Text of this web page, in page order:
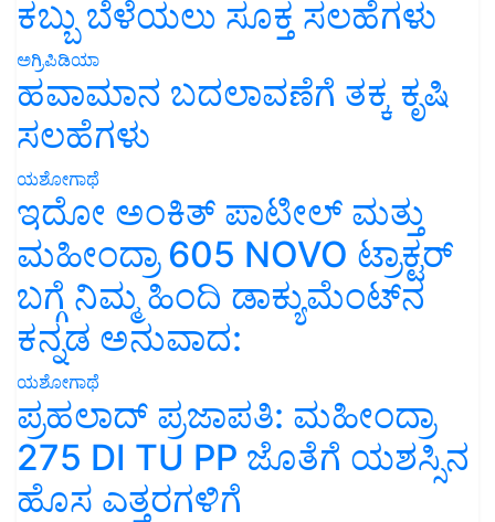
ಕಬ್ಬು ಬೆಳೆಯಲು ಸೂಕ್ತ ಸಲಹೆಗಳು
ಅಗ್ರಿಪಿಡಿಯಾ
ಹವಾಮಾನ ಬದಲಾವಣೆಗೆ ತಕ್ಕ ಕೃಷಿ
ಸಲಹೆಗಳು
ಯಶೋಗಾಥೆ
ಇದೋ ಅಂಕಿತ್ ಪಾಟೀಲ್ ಮತ್ತು
ಮಹೀಂದ್ರಾ 605 NOVO ಟ್ರಾಕ್ಟರ್
ಬಗ್ಗೆ ನಿಮ್ಮ ಹಿಂದಿ ಡಾಕ್ಯುಮೆಂಟ್‌ನ
ಕನ್ನಡ ಅನುವಾದ:
ಯಶೋಗಾಥೆ
ಪ್ರಹಲಾದ್ ಪ್ರಜಾಪತಿ: ಮಹೀಂದ್ರಾ
275 DI TU PP ಜೊತೆಗೆ ಯಶಸ್ಸಿನ
ಹೊಸ ಎತ್ತರಗಳಿಗೆ